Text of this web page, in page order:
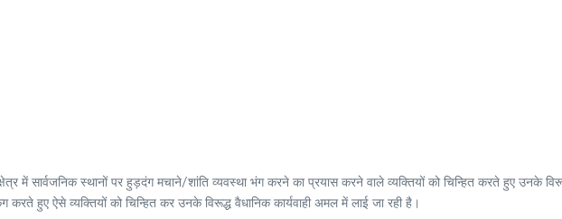
में सार्वजनिक स्थानों पर हुड़दंग मचाने/शांति व्यवस्था भंग करने का प्रयास करने वाले व्यक्तियों को चिन्हित करते हुए उनके
हुए ऐसे व्यक्तियों को चिन्हित कर उनके विरूद्ध वैधानिक कार्यवाही अमल में लाई जा रही है।